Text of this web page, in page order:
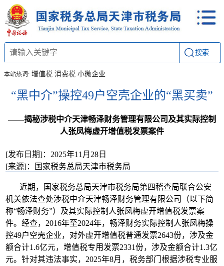
搜索
本站热词: 增值税 消费税 小微企业
“黑中介”操控49户空壳企业的“黑买卖”
——揭秘涉税中介天津畅泽财务管理有限公司及其实际控制
人张凤梅虚开增值税发票案件
[发布日期]：2025年11月28日
[来源]：国家税务总局天津市税务局
近期，国家税务总局天津市税务局第四稽查局联合公安
机关依法查处涉税中介天津畅泽财务管理有限公司（以下简
称“畅泽财务”）及其实际控制人张凤梅虚开增值税发票案
件。经查，2016年至2024年，畅泽财务实际控制人张凤梅操
控49户空壳企业，对外虚开增值税普通发票2643份，涉及金
额合计1.6亿元，增值税专用发票2331份，涉及金额合计1.3亿
元。针对其违法事实，2025年8月，税务部门根据涉税专业服